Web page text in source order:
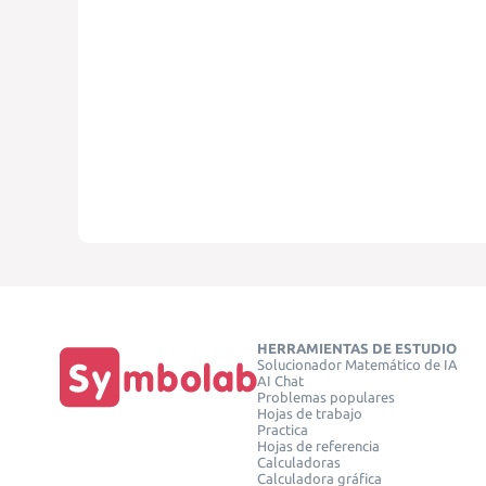
HERRAMIENTAS DE ESTUDIO
Solucionador Matemático de IA
AI Chat
Problemas populares
Hojas de trabajo
Practica
Hojas de referencia
Calculadoras
Calculadora gráfica